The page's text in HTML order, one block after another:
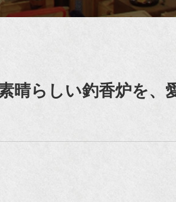
晴らしい釣香炉を、